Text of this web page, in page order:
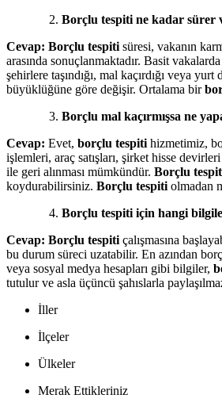
Borçlu tespiti ne kadar sürer
Cevap: Borçlu tespiti süresi, vakanın
arasında sonuçlanmaktadır. Basit
şehirlere taşındığı, mal kaçırdığı veya
büyüklüğüne göre değişir. Ortalama bir
Borçlu mal kaçırmışsa ne
Cevap: Evet, borçlu tespiti hizmetimiz,
işlemleri, araç satışları, şirket hisse
ile geri alınması mümkündür. Borçlu
koydurabilirsiniz. Borçlu tespiti olmadan
Borçlu tespiti için hangi
Cevap: Borçlu tespiti çalışmasına
bu durum süreci uzatabilir. En azından
veya sosyal medya hesapları gibi bilgiler,
tutulur ve asla üçüncü şahıslarla
İller
İlçeler
Ülkeler
Merak Ettikleriniz